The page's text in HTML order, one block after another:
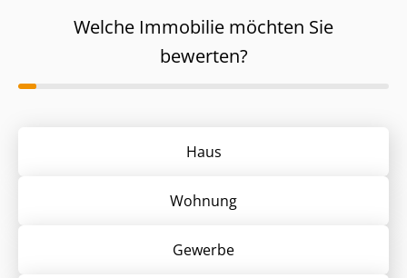
Welche Immobilie möchten Sie
bewerten?
Haus
Wohnung
Gewerbe